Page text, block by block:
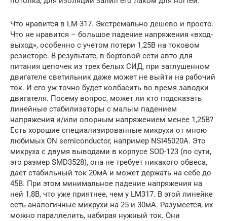
Что нравится в LM-317. Экстремально дешево и просто.
Что не нравится – большое падение напряжения «вход-
выход», особенно с учетом потери 1,25В на токовом
резисторе. В результате, в бортовой сети авто для
питания цепочек из трех белых СИД, при заглушенном
двигателе светильник даже может не выйти на рабочий
ток. И его уж точно будет колбасить во время заводки
двигателя. Посему вопрос, может ли кто подсказать
линейные стабилизаторы с малым падением
напряжения и/или опорным напряжением менее 1,25В?
Есть хорошие специализированные микрухи от мною
любимых ON semiconductor, например NSI45020A. Это
микруха с двумя выводами в корпусе SOD-123 (по сути,
это размер SMD3528), она не требует никакого обвеса,
дает стабильный ток 20мА и может держать на себе до
45В. При этом минимальное падение напряжения на
ней 1,8В, что уже приятнее, чем у LM317. В этой линейке
есть аналогичные микрухи на 25 и 30мА. Разумеется, их
можно параллелить, набирая нужный ток. Они